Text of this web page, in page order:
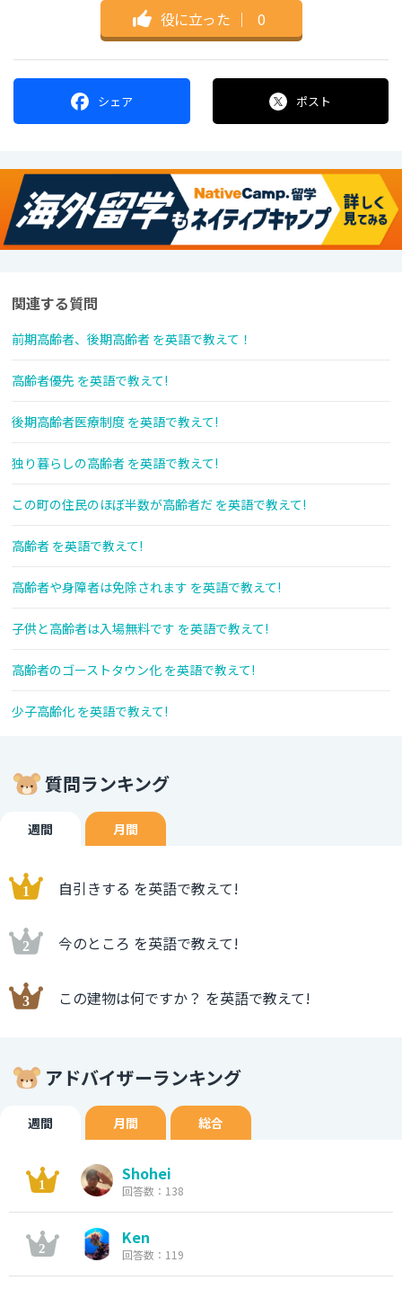
役に立った ｜ 0
シェア ポスト
関連する質問
前期高齢者、後期高齢者 を英語で教えて！
高齢者優先 を英語で教えて!
後期高齢者医療制度 を英語で教えて!
独り暮らしの高齢者 を英語で教えて!
この町の住民のほぼ半数が高齢者だ を英語で教えて!
高齢者 を英語で教えて!
高齢者や身障者は免除されます を英語で教えて!
子供と高齢者は入場無料です を英語で教えて!
高齢者のゴーストタウン化 を英語で教えて!
少子高齢化 を英語で教えて!
質問ランキング
週間 月間
自引きする を英語で教えて!
今のところ を英語で教えて!
この建物は何ですか？ を英語で教えて!
アドバイザーランキング
週間 月間 総合
Shohei
回答数：138
Ken
回答数：119